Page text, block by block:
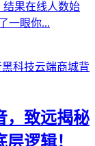
结果在线人数始
一眼你...
，致远揭秘
逻辑！